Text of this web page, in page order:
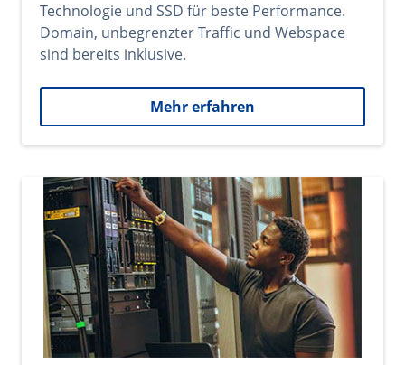
Technologie und SSD für beste Performance.
Domain, unbegrenzter Traffic und Webspace
sind bereits inklusive.
Mehr erfahren